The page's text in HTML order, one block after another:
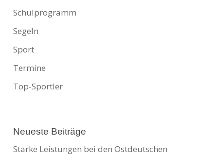
Schulprogramm
Segeln
Sport
Termine
Top-Sportler
Neueste Beiträge
Starke Leistungen bei den Ostdeutschen